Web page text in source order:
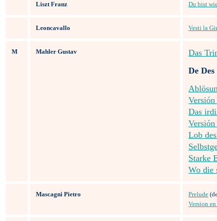
Liszt Franz Du bist
Leoncavallo Vesti la
M Mahler Gustav
Das
De
Das
Lob
Starke
Wo die
Mascagni Pietro Prelude
Version en